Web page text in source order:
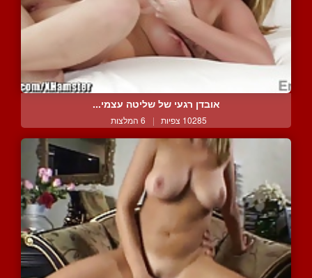
אובדן רגעי של שליטה עצמי...
10285 צפיות | 6 המלצות